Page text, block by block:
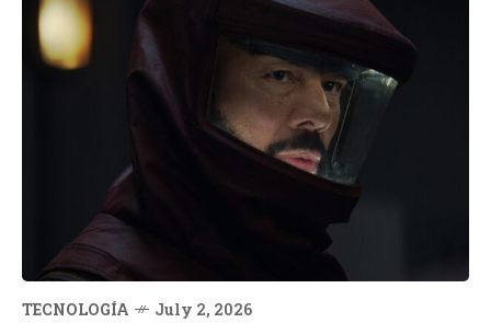
TECNOLOGÍA July 2, 2026